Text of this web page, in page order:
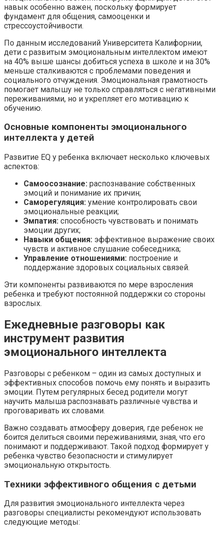
навык особенно важен, поскольку формирует
фундамент для общения, самооценки и
стрессоустойчивости.
По данным исследований Университета Калифорнии,
дети с развитым эмоциональным интеллектом имеют
на 40% выше шансы добиться успеха в школе и на 30%
меньше сталкиваются с проблемами поведения и
социального отчуждения. Эмоциональная грамотность
помогает малышу не только справляться с негативными
переживаниями, но и укрепляет его мотивацию к
обучению.
Основные компоненты эмоционального
интеллекта у детей
Развитие EQ у ребенка включает несколько ключевых
аспектов:
Самоосознание: распознавание собственных
эмоций и понимание их причин;
Саморегуляция: умение контролировать свои
эмоциональные реакции;
Эмпатия: способность чувствовать и понимать
эмоции других;
Навыки общения: эффективное выражение своих
чувств и активное слушание собеседника;
Управление отношениями: построение и
поддержание здоровых социальных связей.
Эти компоненты развиваются по мере взросления
ребенка и требуют постоянной поддержки со стороны
взрослых.
Ежедневные разговоры как
инструмент развития
эмоционального интеллекта
Разговоры с ребенком – один из самых доступных и
эффективных способов помочь ему понять и выразить
эмоции. Путем регулярных бесед родители могут
научить малыша распознавать различные чувства и
проговаривать их словами.
Важно создавать атмосферу доверия, где ребенок не
боится делиться своими переживаниями, зная, что его
понимают и поддерживают. Такой подход формирует у
ребенка чувство безопасности и стимулирует
эмоциональную открытость.
Техники эффективного общения с детьми
Для развития эмоционального интеллекта через
разговоры специалисты рекомендуют использовать
следующие методы: